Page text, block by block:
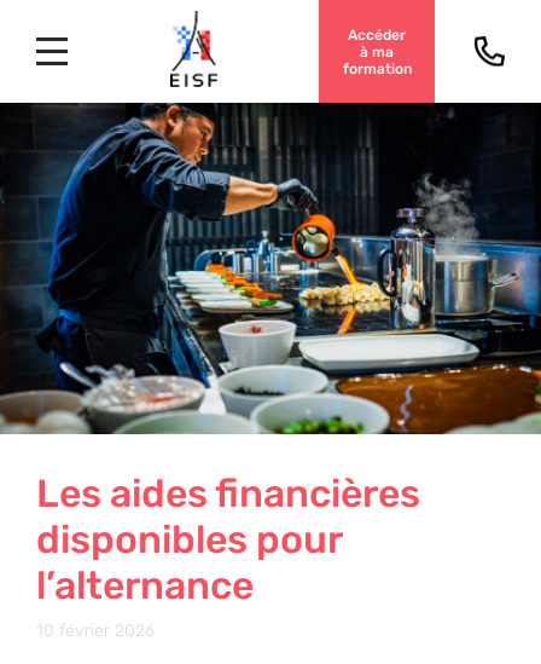
Accéder
à ma
formation
Les aides financières
disponibles pour
l’alternance
10 février 2026